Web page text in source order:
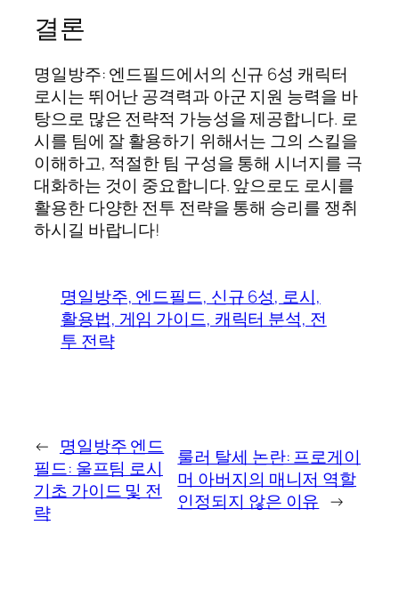
결론
명일방주: 엔드필드에서의 신규 6성 캐릭터
로시는 뛰어난 공격력과 아군 지원 능력을 바
탕으로 많은 전략적 가능성을 제공합니다. 로
시를 팀에 잘 활용하기 위해서는 그의 스킬을
이해하고, 적절한 팀 구성을 통해 시너지를 극
대화하는 것이 중요합니다. 앞으로도 로시를
활용한 다양한 전투 전략을 통해 승리를 쟁취
하시길 바랍니다!
명일방주, 엔드필드, 신규 6성, 로시,
활용법, 게임 가이드, 캐릭터 분석, 전
투 전략
← 명일방주 엔드
필드: 울프팀 로시
기초 가이드 및 전
략
룰러 탈세 논란: 프로게이
머 아버지의 매니저 역할
인정되지 않은 이유 →